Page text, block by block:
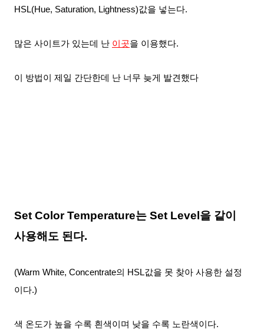
HSL(Hue, Saturation, Lightness)값을 넣는다.
많은 사이트가 있는데 난 이곳을 이용했다.
이 방법이 제일 간단한데 난 너무 늦게 발견했다
Set Color Temperature는 Set Level을 같이
사용해도 된다.
(Warm White, Concentrate의 HSL값을 못 찾아 사용한 설정
이다.)
색 온도가 높을 수록 흰색이며 낮을 수록 노란색이다.